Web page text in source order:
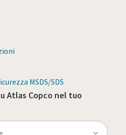
MSDS/SDS
Atlas Copco nel tuo